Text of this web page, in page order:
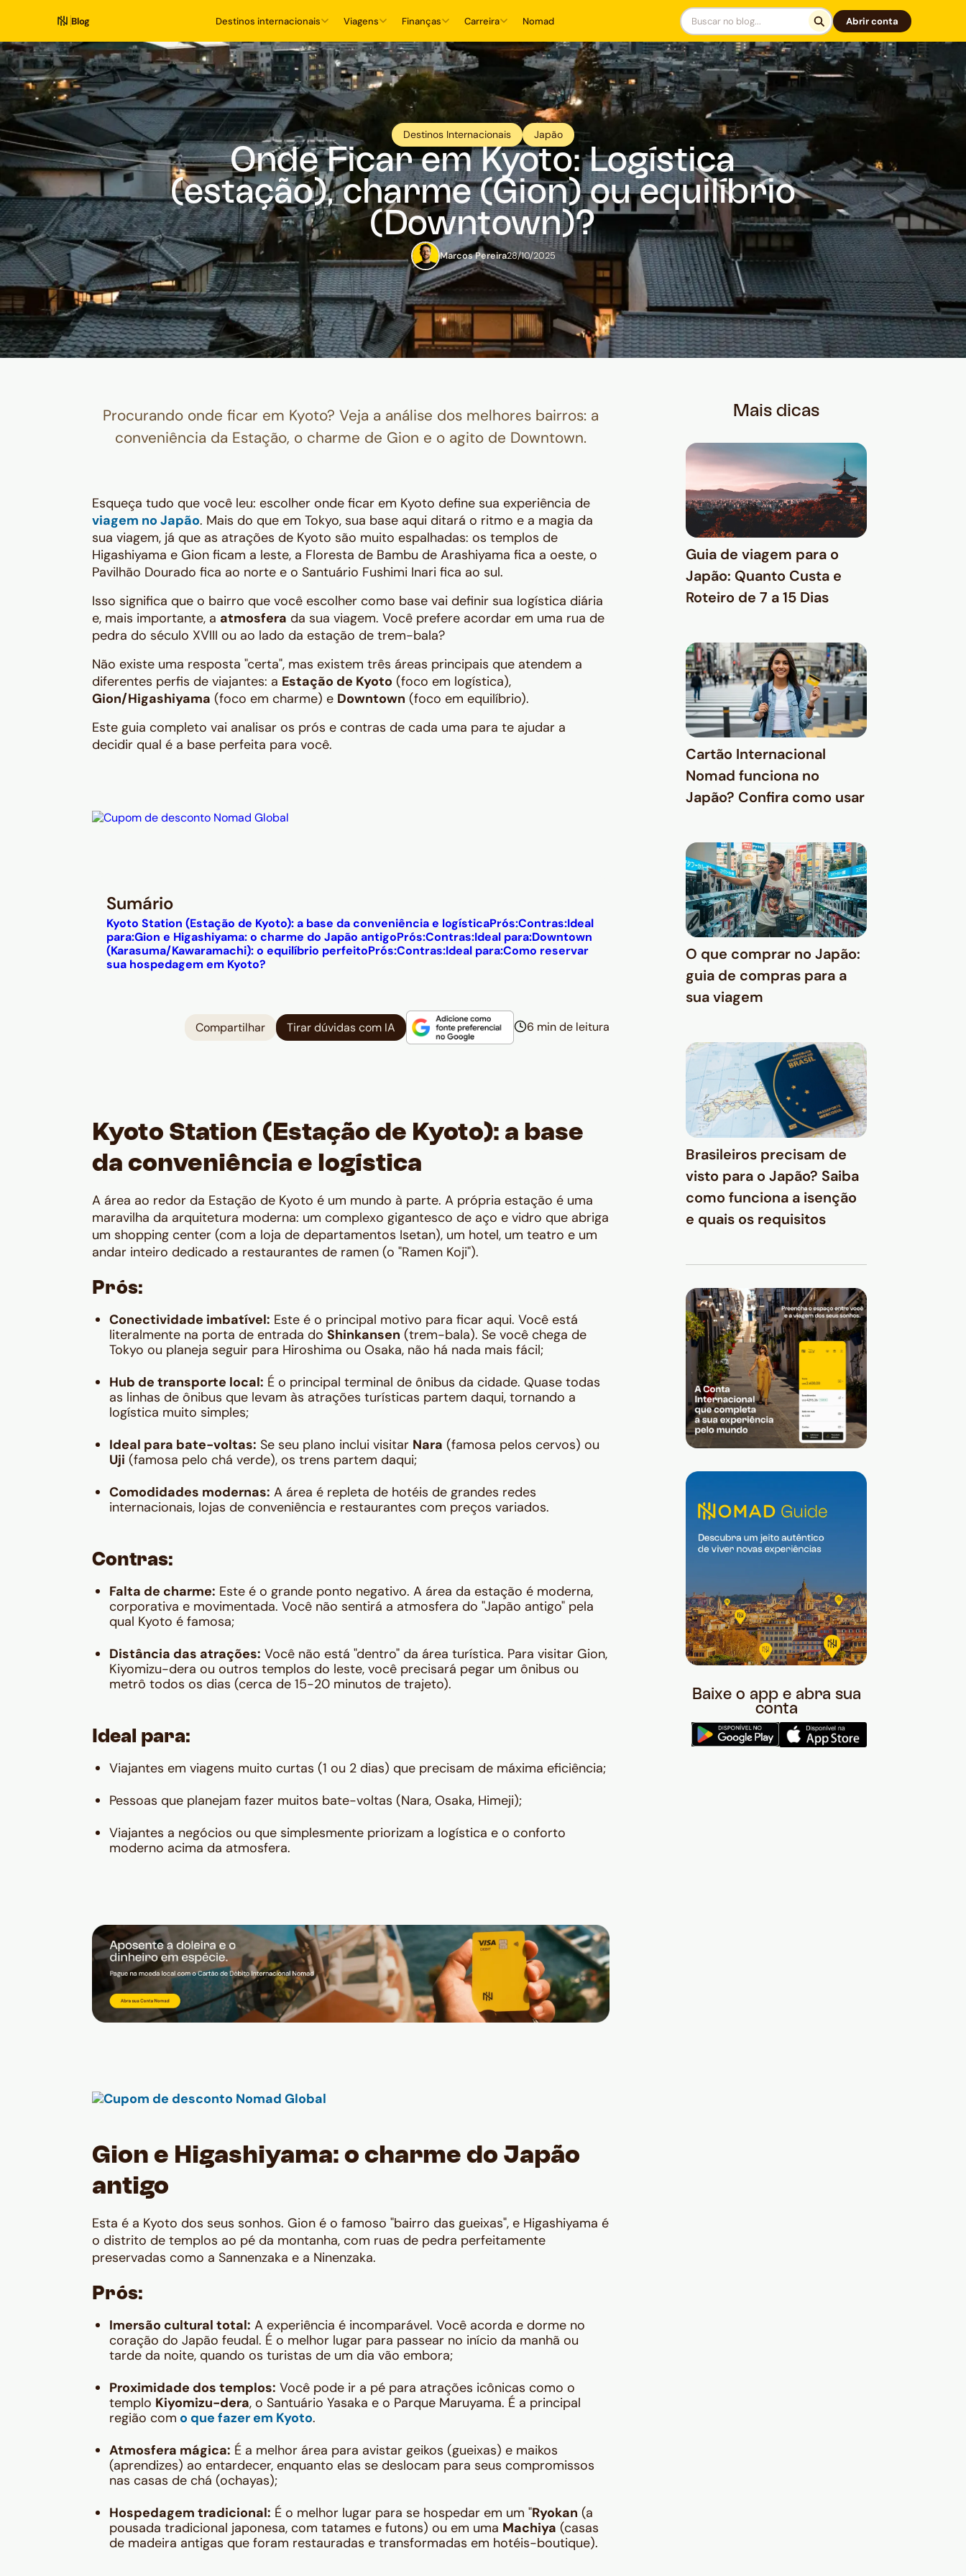
Blog Destinos internacionais Viagens Finanças Carreira Nomad Abrir conta
Destinos Internacionais Japão
Onde Ficar em Kyoto: Logística
(estação), charme (Gion) ou equilíbrio
(Downtown)?
Marcos Pereira28/10/2025
Procurando onde ficar em Kyoto? Veja a análise dos melhores bairros: a
conveniência da Estação, o charme de Gion e o agito de Downtown.
Esqueça tudo que você leu: escolher onde ficar em Kyoto define sua experiência de
viagem no Japão. Mais do que em Tokyo, sua base aqui ditará o ritmo e a magia da
sua viagem, já que as atrações de Kyoto são muito espalhadas: os templos de
Higashiyama e Gion ficam a leste, a Floresta de Bambu de Arashiyama fica a oeste, o
Pavilhão Dourado fica ao norte e o Santuário Fushimi Inari fica ao sul.
Isso significa que o bairro que você escolher como base vai definir sua logística diária
e, mais importante, a atmosfera da sua viagem. Você prefere acordar em uma rua de
pedra do século XVIII ou ao lado da estação de trem-bala?
Não existe uma resposta "certa", mas existem três áreas principais que atendem a
diferentes perfis de viajantes: a Estação de Kyoto (foco em logística),
Gion/Higashiyama (foco em charme) e Downtown (foco em equilíbrio).
Este guia completo vai analisar os prós e contras de cada uma para te ajudar a
decidir qual é a base perfeita para você.
Sumário
Kyoto Station (Estação de Kyoto): a base da conveniência e logísticaPrós:Contras:Ideal
para:Gion e Higashiyama: o charme do Japão antigoPrós:Contras:Ideal para:Downtown
(Karasuma/Kawaramachi): o equilíbrio perfeitoPrós:Contras:Ideal para:Como reservar
sua hospedagem em Kyoto?
Compartilhar Tirar dúvidas com IA 6 min de leitura
Kyoto Station (Estação de Kyoto): a base
da conveniência e logística
A área ao redor da Estação de Kyoto é um mundo à parte. A própria estação é uma
maravilha da arquitetura moderna: um complexo gigantesco de aço e vidro que abriga
um shopping center (com a loja de departamentos Isetan), um hotel, um teatro e um
andar inteiro dedicado a restaurantes de ramen (o "Ramen Koji").
Prós:
Conectividade imbatível: Este é o principal motivo para ficar aqui. Você está
literalmente na porta de entrada do Shinkansen (trem-bala). Se você chega de
Tokyo ou planeja seguir para Hiroshima ou Osaka, não há nada mais fácil;
Hub de transporte local: É o principal terminal de ônibus da cidade. Quase todas
as linhas de ônibus que levam às atrações turísticas partem daqui, tornando a
logística muito simples;
Ideal para bate-voltas: Se seu plano inclui visitar Nara (famosa pelos cervos) ou
Uji (famosa pelo chá verde), os trens partem daqui;
Comodidades modernas: A área é repleta de hotéis de grandes redes
internacionais, lojas de conveniência e restaurantes com preços variados.
Contras:
Falta de charme: Este é o grande ponto negativo. A área da estação é moderna,
corporativa e movimentada. Você não sentirá a atmosfera do "Japão antigo" pela
qual Kyoto é famosa;
Distância das atrações: Você não está "dentro" da área turística. Para visitar Gion,
Kiyomizu-dera ou outros templos do leste, você precisará pegar um ônibus ou
metrô todos os dias (cerca de 15-20 minutos de trajeto).
Ideal para:
Viajantes em viagens muito curtas (1 ou 2 dias) que precisam de máxima eficiência;
Pessoas que planejam fazer muitos bate-voltas (Nara, Osaka, Himeji);
Viajantes a negócios ou que simplesmente priorizam a logística e o conforto
moderno acima da atmosfera.
Gion e Higashiyama: o charme do Japão
antigo
Esta é a Kyoto dos seus sonhos. Gion é o famoso "bairro das gueixas", e Higashiyama é
o distrito de templos ao pé da montanha, com ruas de pedra perfeitamente
preservadas como a Sannenzaka e a Ninenzaka.
Prós:
Imersão cultural total: A experiência é incomparável. Você acorda e dorme no
coração do Japão feudal. É o melhor lugar para passear no início da manhã ou
tarde da noite, quando os turistas de um dia vão embora;
Proximidade dos templos: Você pode ir a pé para atrações icônicas como o
templo Kiyomizu-dera, o Santuário Yasaka e o Parque Maruyama. É a principal
região com o que fazer em Kyoto.
Atmosfera mágica: É a melhor área para avistar geikos (gueixas) e maikos
(aprendizes) ao entardecer, enquanto elas se deslocam para seus compromissos
nas casas de chá (ochayas);
Hospedagem tradicional: É o melhor lugar para se hospedar em um "Ryokan (a
pousada tradicional japonesa, com tatames e futons) ou em uma Machiya (casas
de madeira antigas que foram restauradas e transformadas em hotéis-boutique).
Mais dicas
Guia de viagem para o
Japão: Quanto Custa e
Roteiro de 7 a 15 Dias
Cartão Internacional
Nomad funciona no
Japão? Confira como usar
O que comprar no Japão:
guia de compras para a
sua viagem
Brasileiros precisam de
visto para o Japão? Saiba
como funciona a isenção
e quais os requisitos
Baixe o app e abra sua
conta